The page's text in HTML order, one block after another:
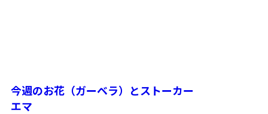
今週のお花（ガーベラ）とストーカー
エマ